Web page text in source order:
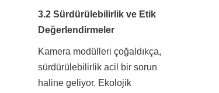
3.2 Sürdürülebilirlik ve Etik
Değerlendirmeler
Kamera modülleri çoğaldıkça,
sürdürülebilirlik acil bir sorun
haline geliyor. Ekolojik